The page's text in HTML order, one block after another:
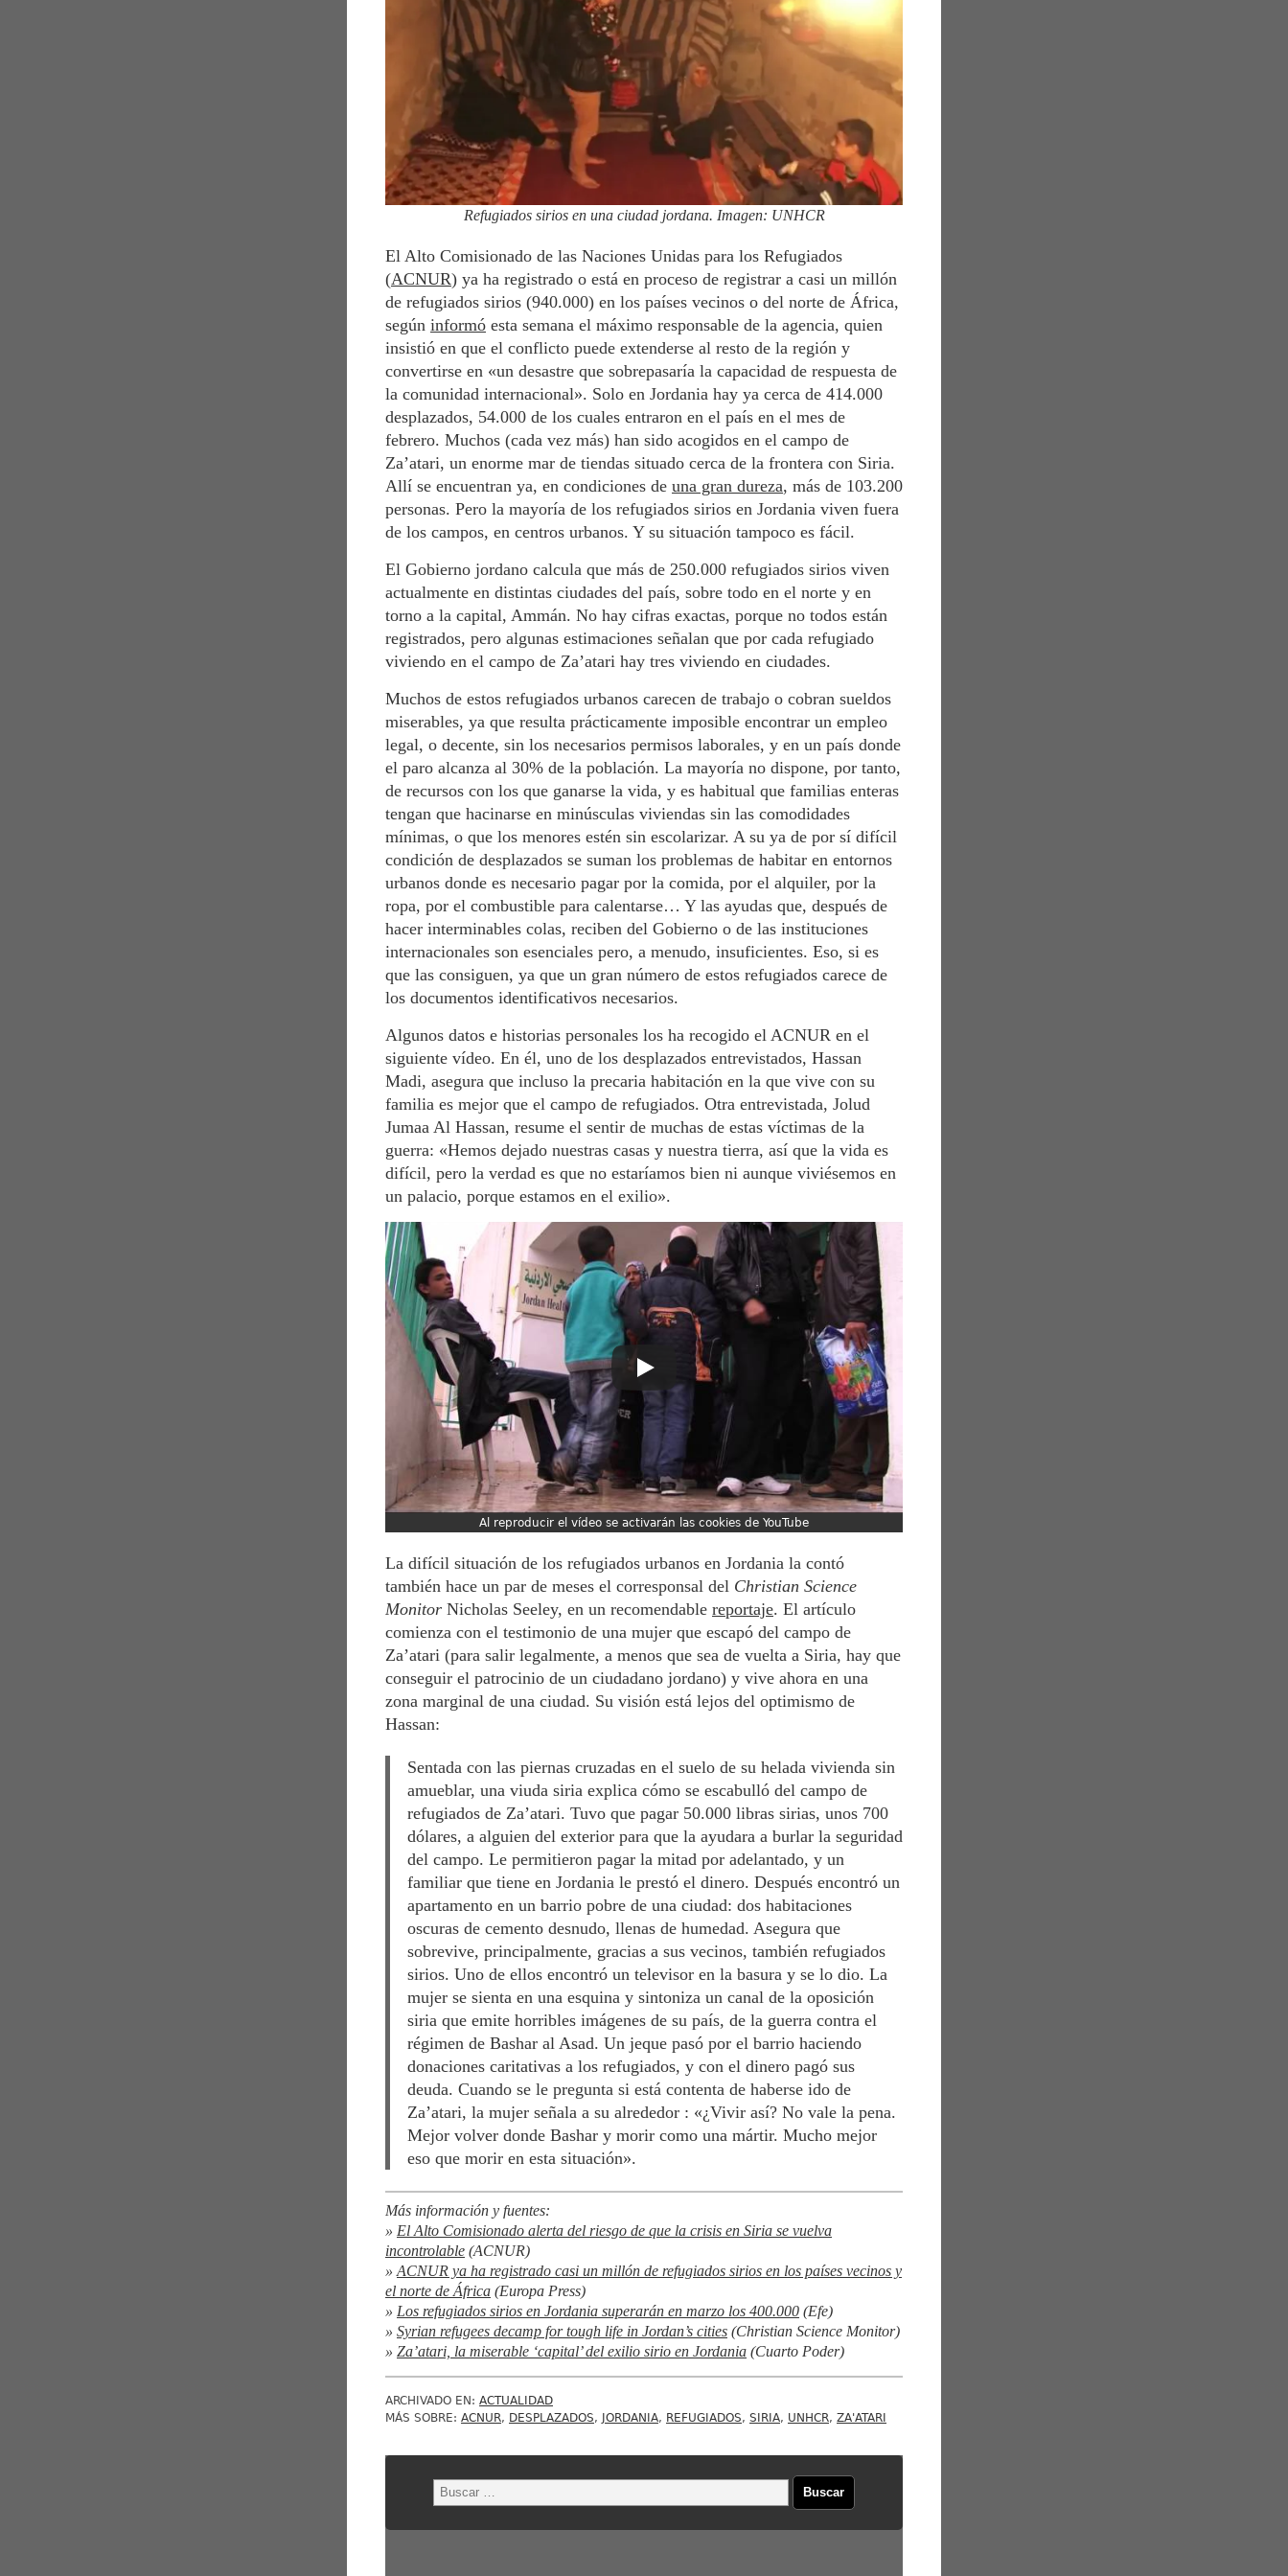
Refugiados sirios en una ciudad jordana. Imagen: UNHCR
El Alto Comisionado de las Naciones Unidas para los Refugiados
(ACNUR) ya ha registrado o está en proceso de registrar a casi un millón
de refugiados sirios (940.000) en los países vecinos o del norte de África,
según informó esta semana el máximo responsable de la agencia, quien
insistió en que el conflicto puede extenderse al resto de la región y
convertirse en «un desastre que sobrepasaría la capacidad de respuesta de
la comunidad internacional». Solo en Jordania hay ya cerca de 414.000
desplazados, 54.000 de los cuales entraron en el país en el mes de
febrero. Muchos (cada vez más) han sido acogidos en el campo de
Za’atari, un enorme mar de tiendas situado cerca de la frontera con Siria.
Allí se encuentran ya, en condiciones de una gran dureza, más de 103.200
personas. Pero la mayoría de los refugiados sirios en Jordania viven fuera
de los campos, en centros urbanos. Y su situación tampoco es fácil.
El Gobierno jordano calcula que más de 250.000 refugiados sirios viven
actualmente en distintas ciudades del país, sobre todo en el norte y en
torno a la capital, Ammán. No hay cifras exactas, porque no todos están
registrados, pero algunas estimaciones señalan que por cada refugiado
viviendo en el campo de Za’atari hay tres viviendo en ciudades.
Muchos de estos refugiados urbanos carecen de trabajo o cobran sueldos
miserables, ya que resulta prácticamente imposible encontrar un empleo
legal, o decente, sin los necesarios permisos laborales, y en un país donde
el paro alcanza al 30% de la población. La mayoría no dispone, por tanto,
de recursos con los que ganarse la vida, y es habitual que familias enteras
tengan que hacinarse en minúsculas viviendas sin las comodidades
mínimas, o que los menores estén sin escolarizar. A su ya de por sí difícil
condición de desplazados se suman los problemas de habitar en entornos
urbanos donde es necesario pagar por la comida, por el alquiler, por la
ropa, por el combustible para calentarse… Y las ayudas que, después de
hacer interminables colas, reciben del Gobierno o de las instituciones
internacionales son esenciales pero, a menudo, insuficientes. Eso, si es
que las consiguen, ya que un gran número de estos refugiados carece de
los documentos identificativos necesarios.
Algunos datos e historias personales los ha recogido el ACNUR en el
siguiente vídeo. En él, uno de los desplazados entrevistados, Hassan
Madi, asegura que incluso la precaria habitación en la que vive con su
familia es mejor que el campo de refugiados. Otra entrevistada, Jolud
Jumaa Al Hassan, resume el sentir de muchas de estas víctimas de la
guerra: «Hemos dejado nuestras casas y nuestra tierra, así que la vida es
difícil, pero la verdad es que no estaríamos bien ni aunque viviésemos en
un palacio, porque estamos en el exilio».
La difícil situación de los refugiados urbanos en Jordania la contó
también hace un par de meses el corresponsal del Christian Science
Monitor Nicholas Seeley, en un recomendable reportaje. El artículo
comienza con el testimonio de una mujer que escapó del campo de
Za’atari (para salir legalmente, a menos que sea de vuelta a Siria, hay que
conseguir el patrocinio de un ciudadano jordano) y vive ahora en una
zona marginal de una ciudad. Su visión está lejos del optimismo de
Hassan:
Sentada con las piernas cruzadas en el suelo de su helada vivienda sin
amueblar, una viuda siria explica cómo se escabulló del campo de
refugiados de Za’atari. Tuvo que pagar 50.000 libras sirias, unos 700
dólares, a alguien del exterior para que la ayudara a burlar la seguridad
del campo. Le permitieron pagar la mitad por adelantado, y un
familiar que tiene en Jordania le prestó el dinero. Después encontró un
apartamento en un barrio pobre de una ciudad: dos habitaciones
oscuras de cemento desnudo, llenas de humedad. Asegura que
sobrevive, principalmente, gracias a sus vecinos, también refugiados
sirios. Uno de ellos encontró un televisor en la basura y se lo dio. La
mujer se sienta en una esquina y sintoniza un canal de la oposición
siria que emite horribles imágenes de su país, de la guerra contra el
régimen de Bashar al Asad. Un jeque pasó por el barrio haciendo
donaciones caritativas a los refugiados, y con el dinero pagó sus
deuda. Cuando se le pregunta si está contenta de haberse ido de
Za’atari, la mujer señala a su alrededor : «¿Vivir así? No vale la pena.
Mejor volver donde Bashar y morir como una mártir. Mucho mejor
eso que morir en esta situación».
Más información y fuentes:
» El Alto Comisionado alerta del riesgo de que la crisis en Siria se vuelva
incontrolable (ACNUR)
»ACNUR ya ha registrado casi un millón de refugiados sirios en los países vecinos y
el norte de África (Europa Press)
» Los refugiados sirios en Jordania superarán en marzo los 400.000 (Efe)
» Syrian refugees decamp for tough life in Jordan’s cities (Christian Science Monitor)
» Za’atari, la miserable ‘capital’ del exilio sirio en Jordania (Cuarto Poder)
ARCHIVADO EN: ACTUALIDAD
MÁS SOBRE: ACNUR, DESPLAZADOS, JORDANIA, REFUGIADOS, SIRIA, UNHCR, ZA'ATARI